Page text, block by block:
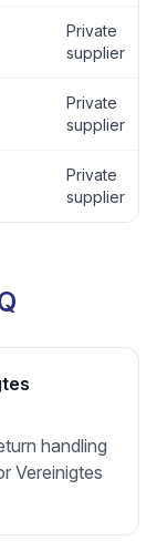
Private
supplier
Private
supplier
Private
supplier
handling
Vereinigtes